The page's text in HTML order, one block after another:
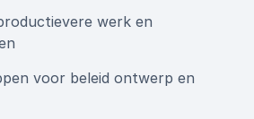
werk en
voor beleid ontwerp en